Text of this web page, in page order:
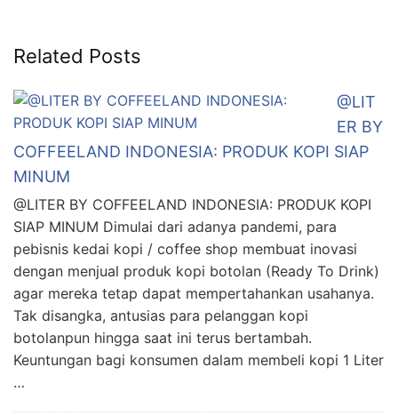
Related Posts
@LIT
ER BY
COFFEELAND INDONESIA: PRODUK KOPI SIAP
MINUM
@LITER BY COFFEELAND INDONESIA: PRODUK KOPI
SIAP MINUM Dimulai dari adanya pandemi, para
pebisnis kedai kopi / coffee shop membuat inovasi
dengan menjual produk kopi botolan (Ready To Drink)
agar mereka tetap dapat mempertahankan usahanya.
Tak disangka, antusias para pelanggan kopi
botolanpun hingga saat ini terus bertambah.
Keuntungan bagi konsumen dalam membeli kopi 1 Liter
…